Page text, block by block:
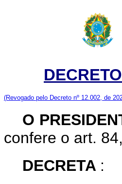
(Revogado pelo Decreto nº 12.002, de
O
confere o art. 84,
DECRETA :